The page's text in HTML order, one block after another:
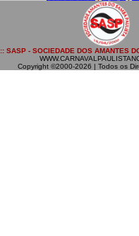
:: SASP - SOCIEDADE DOS AMANTES
Copyright ©2000-2026 | Todos os